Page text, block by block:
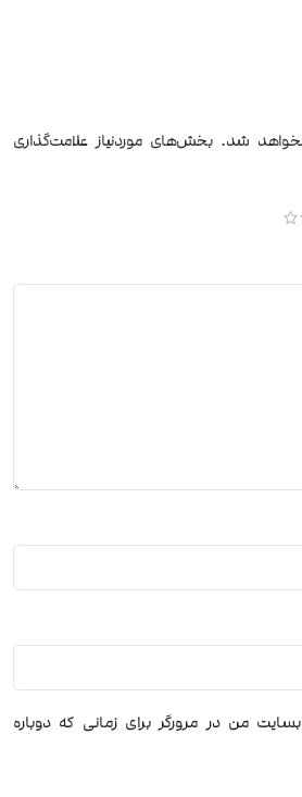
شد. بخش‌های موردنیاز علامت‌گذاری
من در مرورگر برای زمانی که دوباره